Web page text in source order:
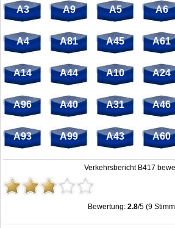
A3 A9 A5 A6
A4 A81 A45 A61
A14 A44 A10 A24
A96 A40 A31 A46
A93 A99 A43 A60
Verkehrsbericht B417
Bewertung:2.8/5 (9
Stau B417: Unfälle, Sperrung & Baustellen |